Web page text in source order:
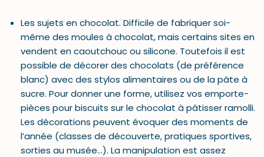
Les sujets en chocolat. Difficile de fabriquer soi-
même des moules à chocolat, mais certains sites en
vendent en caoutchouc ou silicone. Toutefois il est
possible de décorer des chocolats (de préférence
blanc) avec des stylos alimentaires ou de la pâte à
sucre. Pour donner une forme, utilisez vos emporte-
pièces pour biscuits sur le chocolat à pâtisser ramolli.
Les décorations peuvent évoquer des moments de
l’année (classes de découverte, pratiques sportives,
sorties au musée…). La manipulation est assez